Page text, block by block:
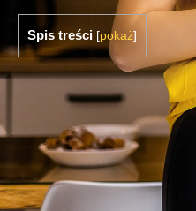
Spis treści [pokaż]